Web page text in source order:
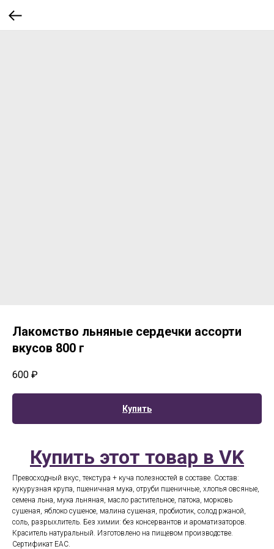
Лакомство льняные сердечки ассорти
вкусов 800 г
600 ₽
Купить
Купить этот товар в VK
Превосходный вкус, текстура + куча полезностей в составе. Состав:
кукурузная крупа, пшеничная мука, отруби пшеничные, хлопья овсяные,
семена льна, мука льняная, масло растительное, патока, морковь
сушеная, яблоко сушеное, малина сушеная, пробиотик, солод ржаной,
соль, разрыхлитель. Без химии: без консервантов и ароматизаторов.
Краситель натуральный. Изготовлено на пищевом производстве.
Сертификат EAC.